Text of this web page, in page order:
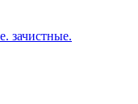
зачистные.